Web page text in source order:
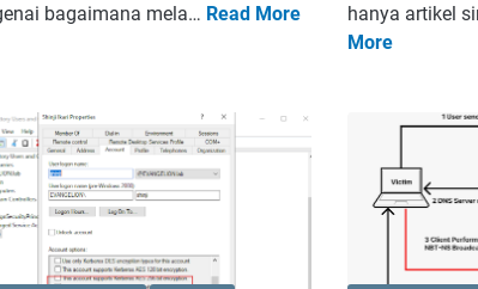
bagaimana mela… Read More
e
hanya artikel
More
P
r
u
s
k